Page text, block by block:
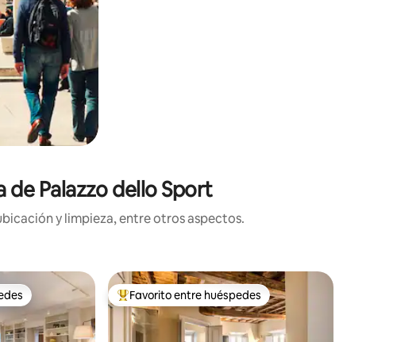
Palazzo dello Sport
y limpieza, entre otros aspectos.
entre huéspedes De los mejores en Favorito entre huéspedes
Favorito entre huéspedes